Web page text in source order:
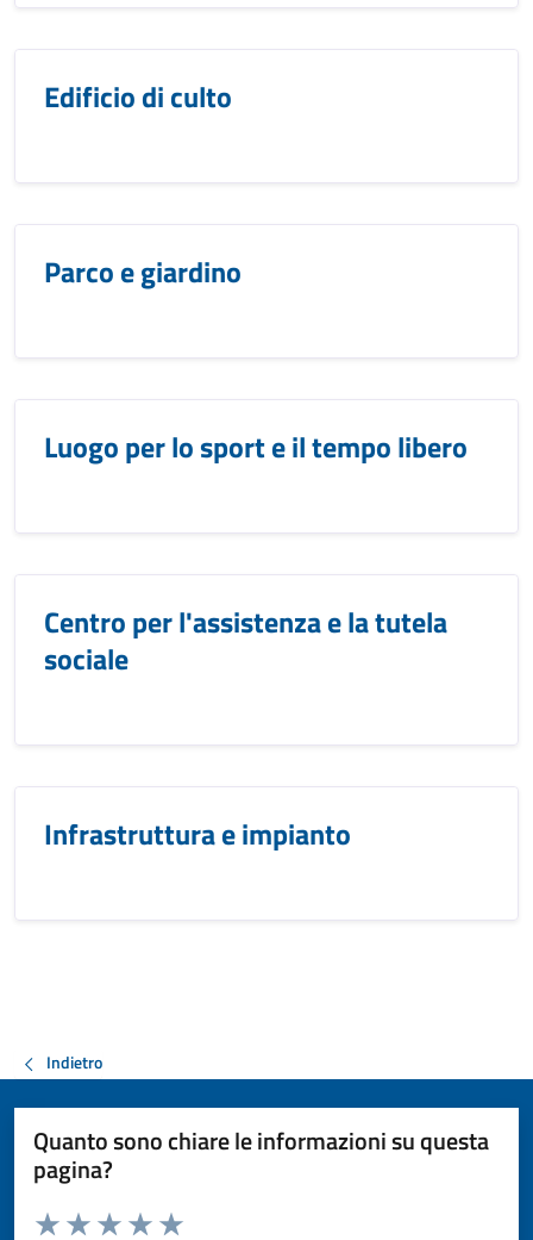
Edificio di culto
Parco e giardino
Luogo per lo sport e il tempo libero
Centro per l'assistenza e la tutela
sociale
Infrastruttura e impianto
Indietro
Quanto sono chiare le informazioni su questa
pagina?
Valuta da 1 a 5 stelle la pagina